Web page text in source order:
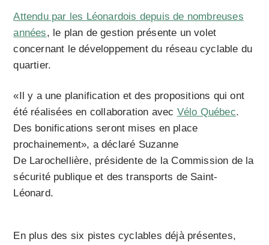
Attendu par les Léonardois depuis de nombreuses
années, le plan de gestion présente un volet
concernant le développement du réseau cyclable du
quartier.
«Il y a une planification et des propositions qui ont
été réalisées en collaboration avec Vélo Québec.
Des bonifications seront mises en place
prochainement», a déclaré Suzanne
De Larochellière, présidente de la Commission de la
sécurité publique et des transports de Saint-
Léonard.
En plus des six pistes cyclables déjà présentes,